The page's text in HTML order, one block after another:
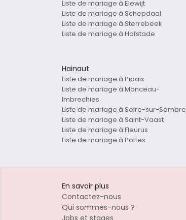
Liste de mariage à Elewijt
Liste de mariage à Schepdaal
Liste de mariage à Sterrebeek
Liste de mariage à Hofstade
Hainaut
Liste de mariage à Pipaix
Liste de mariage à Monceau-
Imbrechies
Liste de mariage à Solre-sur-Sambre
Liste de mariage à Saint-Vaast
Liste de mariage à Fleurus
Liste de mariage à Pottes
En savoir plus
Contactez-nous
Qui sommes-nous ?